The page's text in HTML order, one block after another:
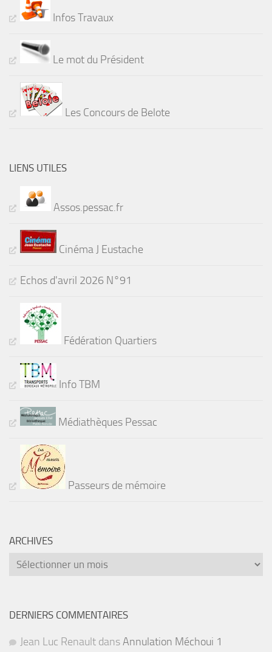
Infos Travaux
Le mot du Président
Les Concours de Belote
LIENS UTILES
Assos.pessac.fr
Cinéma J Eustache
Echos d'avril 2026 N°91
Fédération Quartiers
Info TBM
Médiathèques Pessac
Passeurs de mémoire
ARCHIVES
Archives
DERNIERS COMMENTAIRES
Jean Luc Renault dansAnnulation Méchoui 1